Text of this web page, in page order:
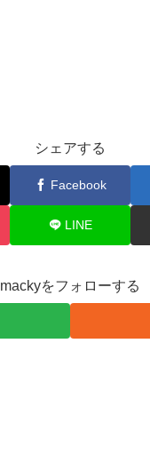
シェアする
Facebook
LINE
mackyをフォローする